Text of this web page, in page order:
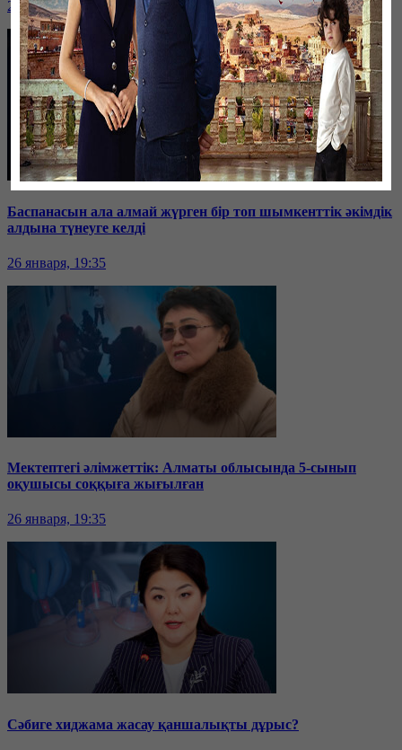
26 января, 19:36
Баспанасын ала алмай жүрген бір топ шымкенттік әкімдік
алдына түнеуге келді
26 января, 19:35
Мектептегі әлімжеттік: Алматы облысында 5-сынып
оқушысы соққыға жығылған
26 января, 19:35
Сәбиге хиджама жасау қаншалықты дұрыс?